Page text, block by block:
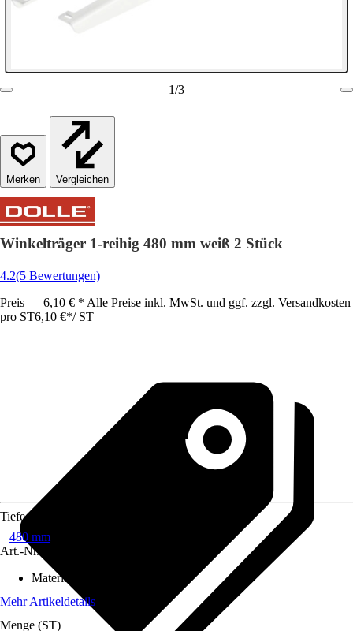
1/3
Vergleichen
Winkelträger 1-reihig 480 mm weiß 2 Stück
4.2(5 Bewertungen)
Preis — 6,10 € * Alle Preise inkl. MwSt. und ggf. zzgl. Versandkosten
pro ST6,10 €*/ ST
Tiefe
480 mm
Art.-Nr.
Material
Mehr Artikeldetails
Menge (ST)